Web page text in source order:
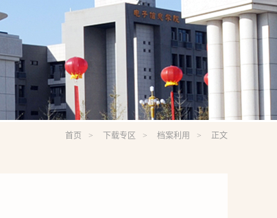
首页 下载专区 档案利用 正文